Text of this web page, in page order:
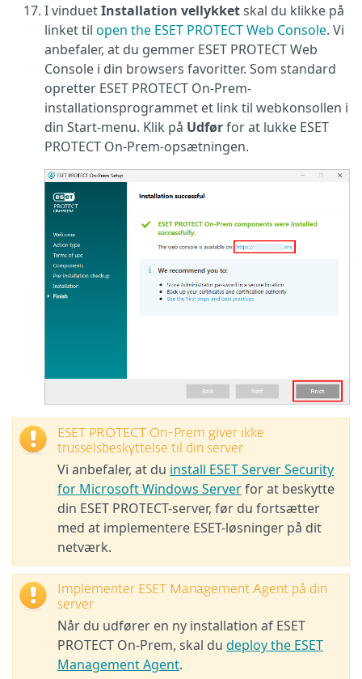
I vinduetInstallation vellykketskal du klikke på
linket til open the ESET PROTECT Web Console. Vi
anbefaler, at du gemmer ESET PROTECT Web
Console i din browsers favoritter. Som standard
opretter ESET PROTECT On-Prem-
installationsprogrammet et link til webkonsollen i
din Start-menu. Klik på Udførfor at lukke ESET
PROTECT On-Prem-opsætningen.
ESET PROTECT On-Prem giver ikke
trusselsbeskyttelse til din server
Vi anbefaler, at du install ESET Server Security
for Microsoft Windows Serverfor at beskytte
din ESET PROTECT-server, før du fortsætter
med at implementere ESET-løsninger på dit
netværk.
Implementer ESET Management Agent på din
server
Når du udfører en ny installation af ESET
PROTECT On-Prem, skal du deploy the ESET
Management Agent.